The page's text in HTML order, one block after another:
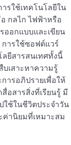
รใช้เทคโนโลยีใน
กลไก ไฟฟ้าหรือ
ออกแบบและเขียน
ารใช้ซอฟต์แวร์
ลยีสารสนเทศทั้งนี้
เสาะหาความรู้
ารอภิปรายเพื่อให้
อสารสิ่งที่เรียนรู้ มี
ใช้ในชีวิตประจำวัน
ค่านิยมที่เหมาะสม